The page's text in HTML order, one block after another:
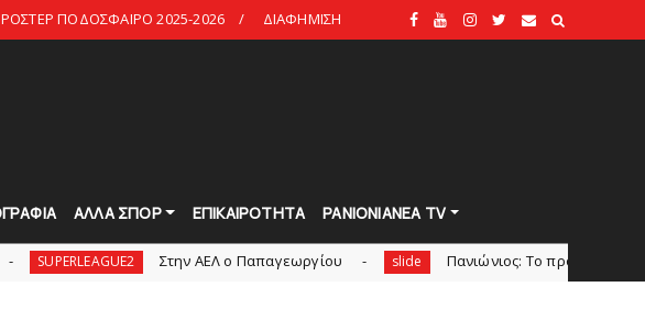
ΡΟΣΤΕΡ ΠΟΔΟΣΦΑΙΡΟ 2025-2026 ΔΙΑΦΗΜΙΣΗ
ΑΛΛΑ ΣΠΟΡ ΕΠΙΚΑΙΡΟΤΗΤΑ PANIONIANEA TV
Στην AEΛ ο Παπαγεωργίου slide Πανιώνιoς: Tο πρόγραμμα στο